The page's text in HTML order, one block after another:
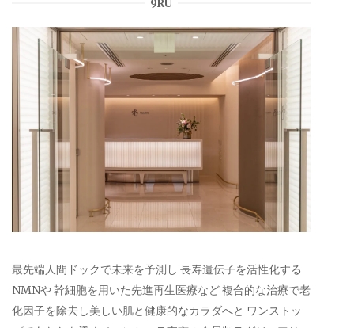
9RU
最先端人間ドックで未来を予測し 長寿遺伝子を活性化する
NMNや 幹細胞を用いた先進再生医療など 複合的な治療で老
化因子を除去し美しい肌と健康的なカラダへと ワンストッ